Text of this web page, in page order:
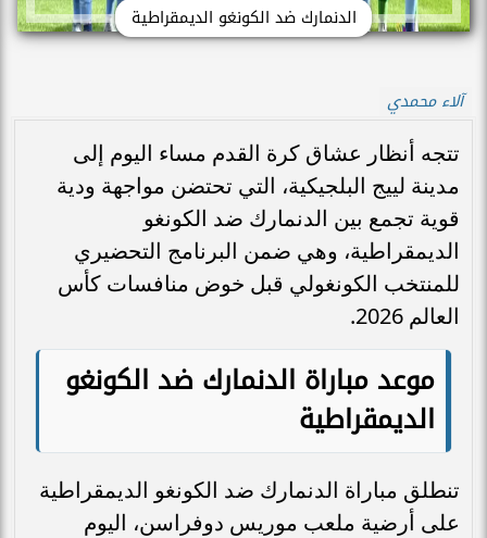
الدنمارك ضد الكونغو الديمقراطية
آلاء محمدي
تتجه أنظار عشاق كرة القدم مساء اليوم إلى
مدينة لييج البلجيكية، التي تحتضن مواجهة ودية
قوية تجمع بين الدنمارك ضد الكونغو
الديمقراطية، وهي ضمن البرنامج التحضيري
للمنتخب الكونغولي قبل خوض منافسات كأس
العالم 2026.
موعد مباراة الدنمارك ضد الكونغو
الديمقراطية
تنطلق مباراة الدنمارك ضد الكونغو الديمقراطية
على أرضية ملعب موريس دوفراسن، اليوم